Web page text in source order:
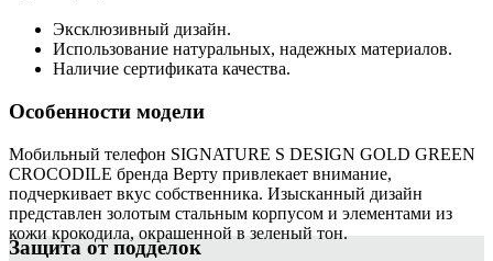
Эксклюзивный дизайн.
Использование натуральных, надежных материалов.
Наличие сертификата качества.
Особенности модели
Мобильный телефон SIGNATURE S DESIGN GOLD GREEN
CROCODILE бренда Верту привлекает внимание,
подчеркивает вкус собственника. Изысканный дизайн
представлен золотым стальным корпусом и элементами из
кожи крокодила, окрашенной в зеленый тон.
Защита от подделок